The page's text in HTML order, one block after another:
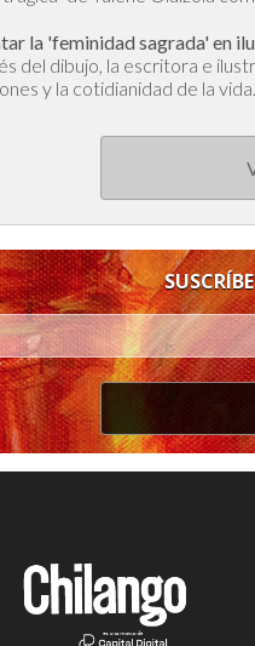
la 'feminidad sagrada' en
del dibujo, la escritora e
y la cotidianidad de la vida.